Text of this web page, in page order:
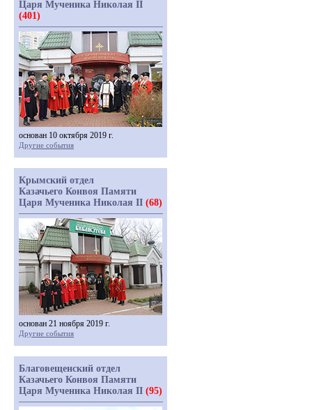
Царя Мученика Николая II
(401)
основан 10 октября 2019 г.
Другие события
Крымский отдел
Казачьего Конвоя Памяти
Царя Мученика Николая II (68)
основан 21 ноября 2019 г.
Другие события
Благовещенский отдел
Казачьего Конвоя Памяти
Царя Мученика Николая II (95)